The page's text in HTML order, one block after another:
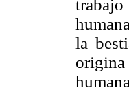
trabajo
la